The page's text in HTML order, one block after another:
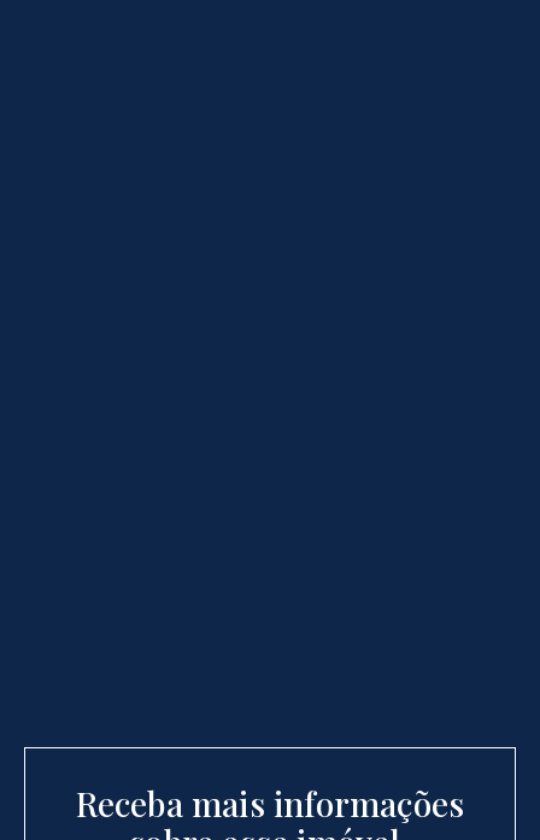
Receba mais informações